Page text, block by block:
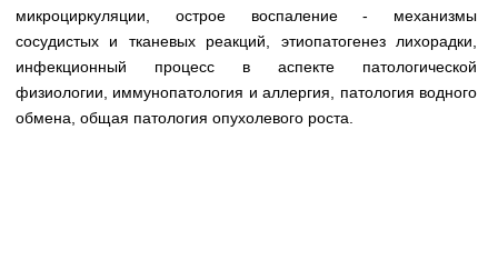
Нормы лабораторных и инструментальных
исследований
Обратная связь
микроциркуляции, острое воспаление - механизмы
сосудистых и тканевых реакций, этиопатогенез лихорадки,
инфекционный процесс в аспекте патологической
физиологии, иммунопатология и аллергия, патология водного
обмена, общая патология опухолевого роста.